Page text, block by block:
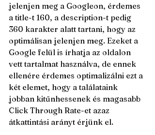
jelenjen meg a Googleon, érdemes
a title-t 160, a description-t pedig
360 karakter alatt tartani, hogy az
optimálisan jelenjen meg. Ezeket a
Google felül is írhatja az oldalon
vett tartalmat használva, de ennek
ellenére érdemes optimalizálni ezt a
két elemet, hogy a találataink
jobban kitűnhessenek és magasabb
Click Through Rate-et azaz
átkattintási arányt érjünk el.